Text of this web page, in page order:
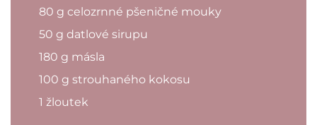
80 g celozrnné pšeničné mouky
50 g datlové sirupu
180 g másla
100 g strouhaného kokosu
1 žloutek